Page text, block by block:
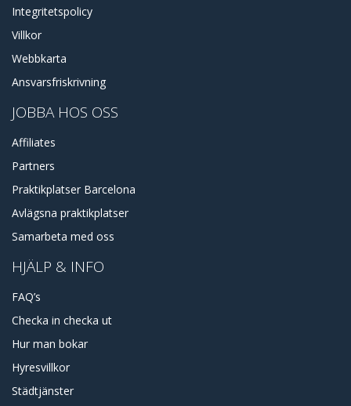
Integritetspolicy
Villkor
Webbkarta
Ansvarsfriskrivning
JOBBA HOS OSS
Affiliates
Partners
Praktikplatser Barcelona
Avlägsna praktikplatser
Samarbeta med oss
HJÄLP & INFO
FAQ’s
Checka in checka ut
Hur man bokar
Hyresvillkor
Städtjänster